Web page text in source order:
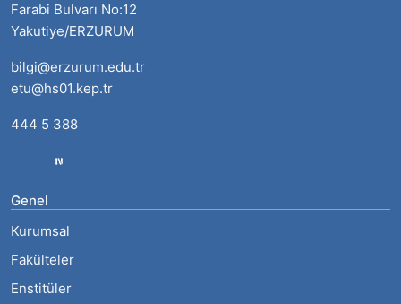
Farabi Bulvarı No:12
Yakutiye/ERZURUM
bilgi@erzurum.edu.tr
etu@hs01.kep.tr
444 5 388
Genel
Kurumsal
Fakülteler
Enstitüler